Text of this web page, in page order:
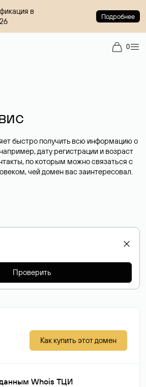
в
Подробнее
0
быстро получить всю информацию о
дату регистрации и возраст
по которым можно связаться с
чей домен вас заинтересовал.
Проверить
Как купить этот домен
Whois ТЦИ